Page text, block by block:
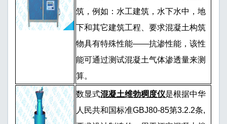
筑，例如：水工建筑，水下水中，地
下和其它建筑工程、要求混凝土构筑
物具有特殊性能——抗渗性能，该性
能可通过测试混凝土气体渗透量来测
算。
数显式混凝土维勃稠度仪是根据中华
人民共和国标准GBJ80-85第3.2.2条,